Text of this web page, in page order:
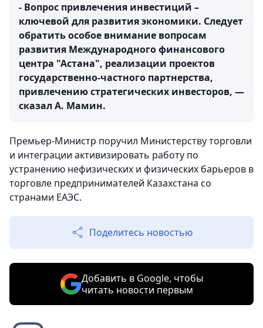
- Вопрос привлечения инвестиций –
ключевой для развития экономики. Следует
обратить особое внимание вопросам
развития Международного финансового
центра "Астана", реализации проектов
государственно-частного партнерства,
привлечению стратегических инвесторов, —
сказал А. Мамин.
Премьер-Министр поручил Министерству торговли
и интеграции активизировать работу по
устранению нефизических и физических барьеров в
торговле предпринимателей Казахстана со
странами ЕАЭС.
Поделитесь новостью
Добавить в Google, чтобы
читать новости первым